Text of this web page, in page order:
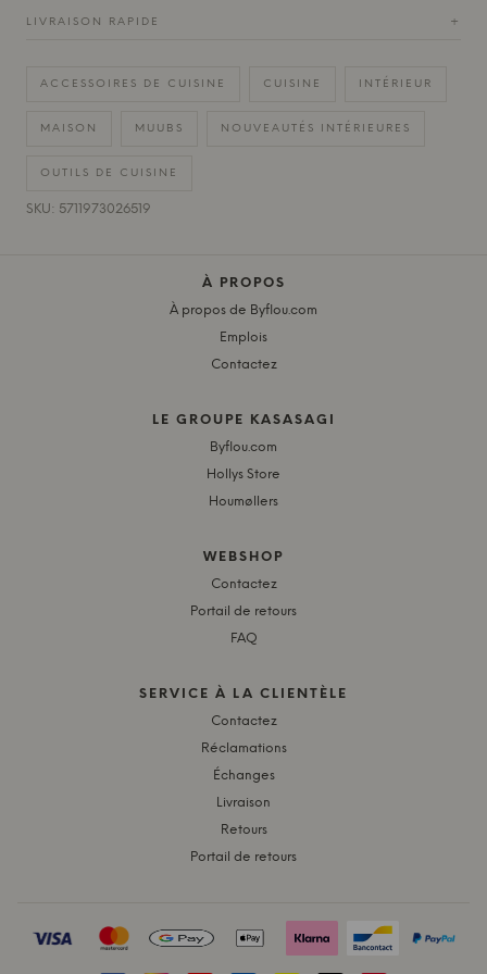
LIVRAISON RAPIDE +
ACCESSOIRES DE CUISINE CUISINE INTÉRIEUR
MAISON MUUBS NOUVEAUTÉS INTÉRIEURES
OUTILS DE CUISINE
SKU: 5711973026519
À PROPOS
À propos de Byflou.com
Emplois
Contactez
LE GROUPE KASASAGI
Byflou.com
Hollys Store
Houmøllers
WEBSHOP
Contactez
Portail de retours
FAQ
SERVICE À LA CLIENTÈLE
Contactez
Réclamations
Échanges
Livraison
Retours
Portail de retours